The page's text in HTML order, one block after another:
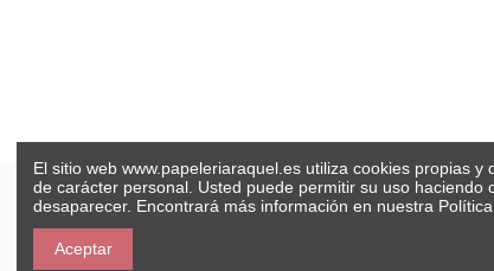
El sitio web www.papeleriaraquel.es utiliza cookies propias
de carácter personal. Usted puede permitir su uso
desaparecer. Encontrará más información en nuestra
Aceptar